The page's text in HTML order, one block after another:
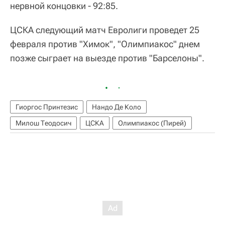
нервной концовки - 92:85.
ЦСКА следующий матч Евролиги проведет 25
февраля против "Химок", "Олимпиакос" днем
позже сыграет на выезде против "Барселоны".
Гиоргос Принтезис
Нандо Де Коло
Милош Теодосич
ЦСКА Олимпиакос (Пирей)